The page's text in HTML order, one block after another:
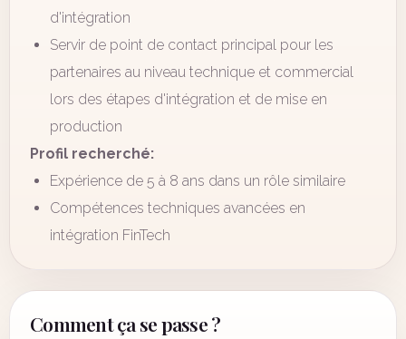
d'intégration
Servir de point de contact principal pour les
partenaires au niveau technique et commercial
lors des étapes d'intégration et de mise en
production
Profil recherché:
Expérience de 5 à 8 ans dans un rôle similaire
Compétences techniques avancées en
intégration FinTech
Comment ça se passe ?